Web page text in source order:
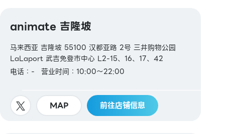
animate 吉隆坡
马来西亚 吉隆坡 55100 汉都亚路 2号 三井购物公园
LaLaport 武吉免登市中心 L2-15、16、17、42
电话：-
营业时间：10:00～22:00
MAP 前往店铺信息